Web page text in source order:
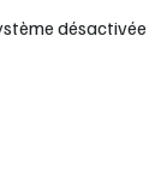
désactivée